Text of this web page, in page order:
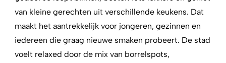
van kleine gerechten uit verschillende keukens. Dat
maakt het aantrekkelijk voor jongeren, gezinnen en
iedereen die graag nieuwe smaken probeert. De stad
voelt relaxed door de mix van borrelspots,